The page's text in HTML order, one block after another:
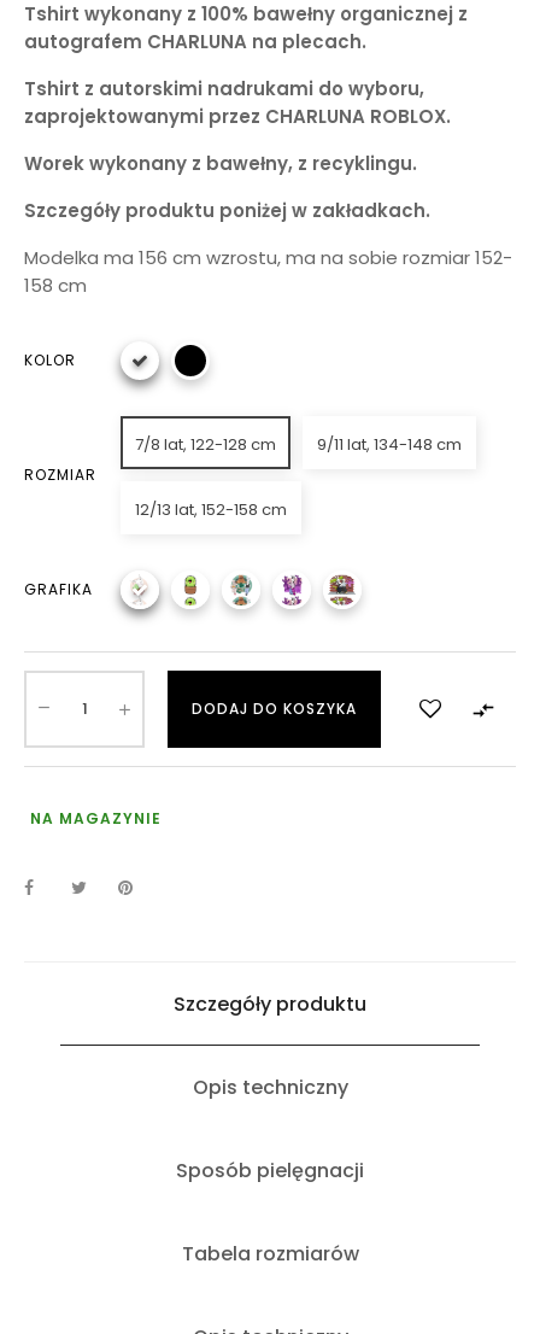
Tshirt wykonany z 100% bawełny organicznej z
autografem CHARLUNA na plecach.
Tshirt z autorskimi nadrukami do wyboru,
zaprojektowanymi przez CHARLUNA ROBLOX.
Worek wykonany z bawełny, z recyklingu.
Szczegóły produktu poniżej w zakładkach.
Modelka ma 156 cm wzrostu, ma na sobie rozmiar 152-
158 cm
KOLOR
ROZMIAR
7/8 lat, 122-128 cm 9/11 lat, 134-148 cm
12/13 lat, 152-158 cm
GRAFIKA
DODAJ DO KOSZYKA 
NA MAGAZYNIE
Szczegóły produktu
Opis techniczny
Sposób pielęgnacji
Tabela rozmiarów